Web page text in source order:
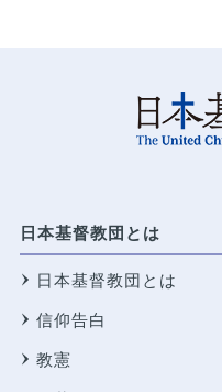
日本基督教団とは
日本基督教団とは
信仰告白
教憲